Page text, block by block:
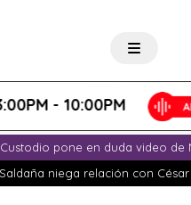
- 10:00PM
pone en duda video de
niega relación con